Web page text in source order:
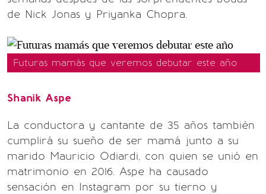
de Nick Jonas y Priyanka Chopra.
Futuras mamás que veremos debutar este año
Shanik Aspe
La conductora y cantante de 35 años también
cumplirá su sueño de ser mamá junto a su
marido Mauricio Odiardi, con quien se unió en
matrimonio en 2016. Aspe ha causado
sensación en Instagram por su tierno y